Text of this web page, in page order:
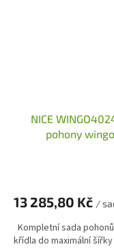
NICE
pohony
13 285,80 Kč /
Kompletní sada
křídla do maximální